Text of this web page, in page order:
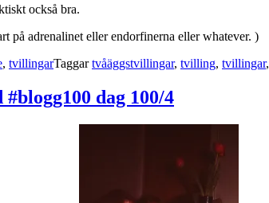
också bra.
på adrenalinet eller endorfinerna eller whatever. )
, tvillingarTaggartvåäggstvillingar, tvilling, tvillingar,
dag 100/4